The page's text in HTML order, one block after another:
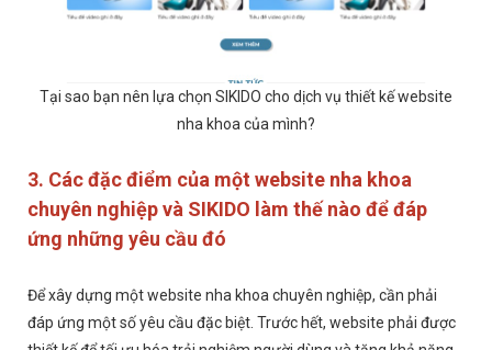
Tại sao bạn nên lựa chọn SIKIDO cho dịch vụ thiết kế website
nha khoa của mình?
3. Các đặc điểm của một website nha khoa
chuyên nghiệp và SIKIDO làm thế nào để đáp
ứng những yêu cầu đó
Để xây dựng một website nha khoa chuyên nghiệp, cần phải
đáp ứng một số yêu cầu đặc biệt. Trước hết, website phải được